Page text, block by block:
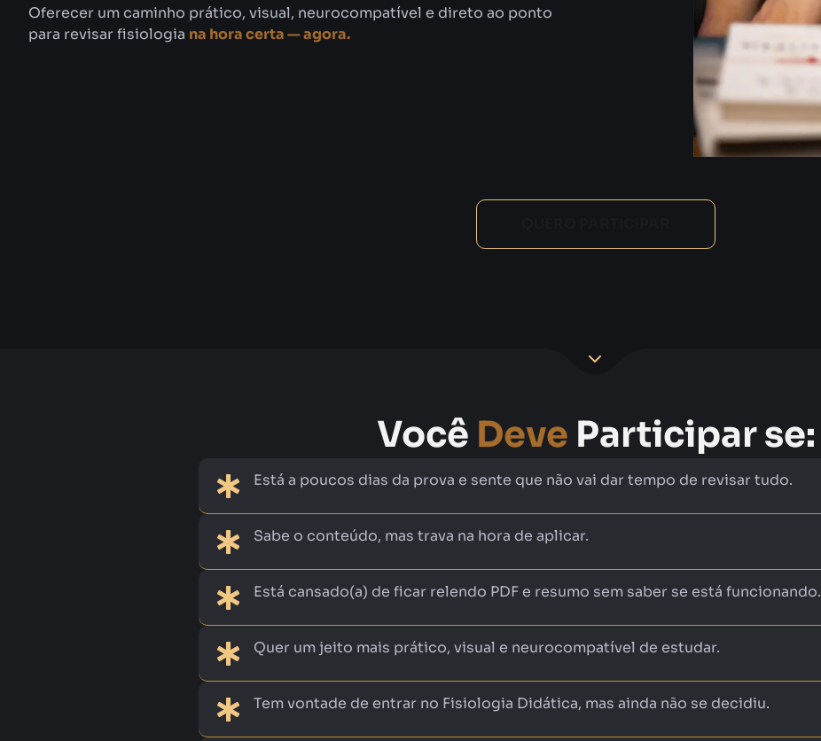
Oferecer um caminho prático, visual, neurocompatível e direto ao ponto
para revisar fisiologia na hora certa — agora.
Você Deve Participar se:
Está a poucos dias da prova e sente que não vai dar tempo de revisar tudo.
Sabe o conteúdo, mas trava na hora de aplicar.
Está cansado(a) de ficar relendo PDF e resumo sem saber se está funcionando.
Quer um jeito mais prático, visual e neurocompatível de estudar.
Tem vontade de entrar no Fisiologia Didática, mas ainda não se decidiu.